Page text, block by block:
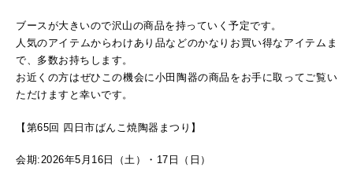
ブースが大きいので沢山の商品を持っていく予定です。
人気のアイテムからわけあり品などのかなりお買い得なアイテムま
で、多数お持ちします。
お近くの方はぜひこの機会に小田陶器の商品をお手に取ってご覧い
ただけますと幸いです。
【第65回 四日市ばんこ焼陶器まつり】
会期:2026年5月16日（土）・17日（日）